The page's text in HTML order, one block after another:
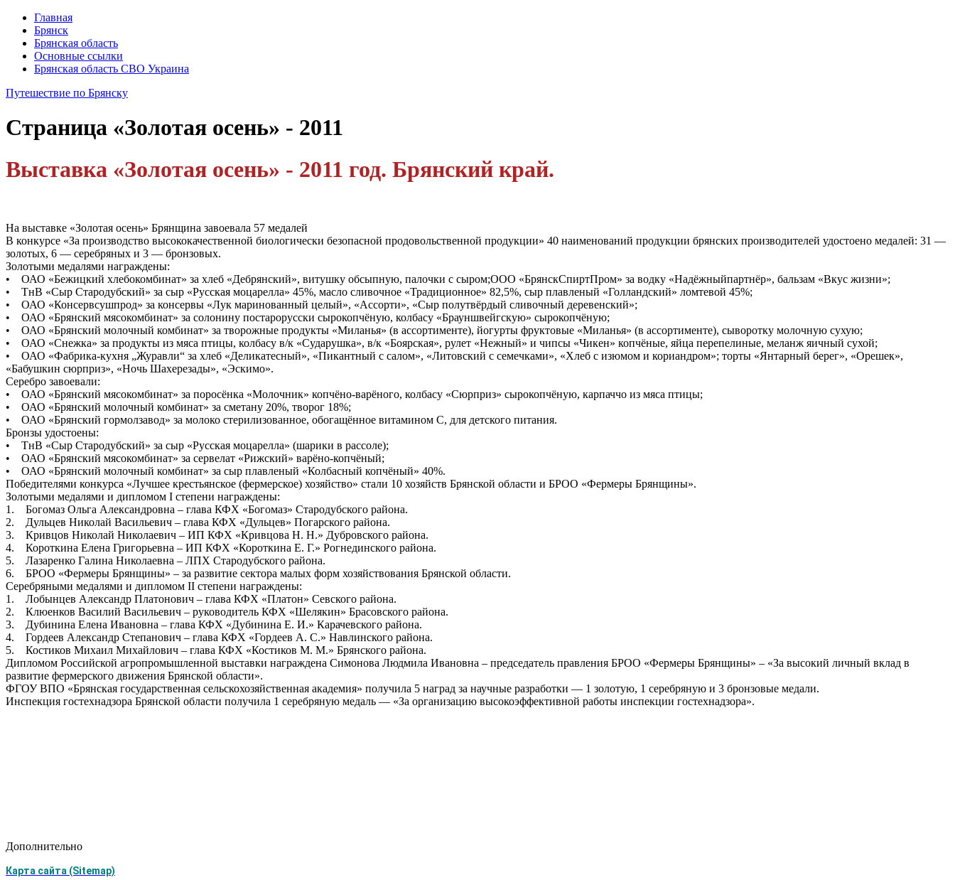
Главная
Брянск
Брянская область
Основные ссылки
Брянская область СВО Украина
Путешествие по Брянску
Страница «Золотая осень» - 2011
Выставка «Золотая осень» - 2011 год. Брянский край.
На выставке «Золотая осень» Брянщина завоевала 57 медалей
В конкурсе «За производство высококачественной биологически безопасной продовольственной продукции» 40 наименований продукции брянских производителей удостоено медалей: 31 —
золотых, 6 — серебряных и 3 — бронзовых.
Золотыми медалями награждены:
• ОАО «Бежицкий хлебокомбинат» за хлеб «Дебрянский», витушку обсыпную, палочки с сыром;ООО «БрянскСпиртПром» за водку «Надёжныйпартнёр», бальзам «Вкус жизни»;
• ТнВ «Сыр Стародубский» за сыр «Русская моцарелла» 45%, масло сливочное «Традиционное» 82,5%, сыр плавленый «Голландский» ломтевой 45%;
• ОАО «Консервсушпрод» за консервы «Лук маринованный целый», «Ассорти», «Сыр полутвёрдый сливочный деревенский»;
• ОАО «Брянский мясокомбинат» за солонину постарорусски сырокопчёную, колбасу «Брауншвейгскую» сырокопчёную;
• ОАО «Брянский молочный комбинат» за творожные продукты «Миланья» (в ассортименте), йогурты фруктовые «Миланья» (в ассортименте), сыворотку молочную сухую;
• ОАО «Снежка» за продукты из мяса птицы, колбасу в/к «Сударушка», в/к «Боярская», рулет «Нежный» и чипсы «Чикен» копчёные, яйца перепелиные, меланж яичный сухой;
• ОАО «Фабрика-кухня „Журавли“ за хлеб «Деликатесный», «Пикантный с салом», «Литовский с семечками», «Хлеб с изюмом и кориандром»; торты «Янтарный берег», «Орешек»,
«Бабушкин сюрприз», «Ночь Шахерезады», «Эскимо».
Серебро завоевали:
• ОАО «Брянский мясокомбинат» за поросёнка «Молочник» копчёно-варёного, колбасу «Сюрприз» сырокопчёную, карпаччо из мяса птицы;
• ОАО «Брянский молочный комбинат» за сметану 20%, творог 18%;
• ОАО «Брянский гормолзавод» за молоко стерилизованное, обогащённое витамином С, для детского питания.
Бронзы удостоены:
• ТнВ «Сыр Стародубский» за сыр «Русская моцарелла» (шарики в рассоле);
• ОАО «Брянский мясокомбинат» за сервелат «Рижский» варёно-копчёный;
• ОАО «Брянский молочный комбинат» за сыр плавленый «Колбасный копчёный» 40%.
Победителями конкурса «Лучшее крестьянское (фермерское) хозяйство» стали 10 хозяйств Брянской области и БРОО «Фермеры Брянщины».
Золотыми медалями и дипломом I степени награждены:
1. Богомаз Ольга Александровна – глава КФХ «Богомаз» Стародубского района.
2. Дульцев Николай Васильевич – глава КФХ «Дульцев» Погарского района.
3. Кривцов Николай Николаевич – ИП КФХ «Кривцова Н. Н.» Дубровского района.
4. Короткина Елена Григорьевна – ИП КФХ «Короткина Е. Г.» Рогнединского района.
5. Лазаренко Галина Николаевна – ЛПХ Стародубского района.
6. БРОО «Фермеры Брянщины» – за развитие сектора малых форм хозяйствования Брянской области.
Серебряными медалями и дипломом II степени награждены:
1. Лобынцев Александр Платонович – глава КФХ «Платон» Севского района.
2. Клюенков Василий Васильевич – руководитель КФХ «Шелякин» Брасовского района.
3. Дубинина Елена Ивановна – глава КФХ «Дубинина Е. И.» Карачевского района.
4. Гордеев Александр Степанович – глава КФХ «Гордеев А. С.» Навлинского района.
5. Костиков Михаил Михайлович – глава КФХ «Костиков М. М.» Брянского района.
Дипломом Российской агропромышленной выставки награждена Симонова Людмила Ивановна – председатель правления БРОО «Фермеры Брянщины» – «За высокий личный вклад в
развитие фермерского движения Брянской области».
ФГОУ ВПО «Брянская государственная сельскохозяйственная академия» получила 5 наград за научные разработки — 1 золотую, 1 серебряную и 3 бронзовые медали.
Инспекция гостехнадзора Брянской области получила 1 серебряную медаль — «За организацию высокоэффективной работы инспекции гостехнадзора».
Дополнительно
Карта сайта (Sitemap)